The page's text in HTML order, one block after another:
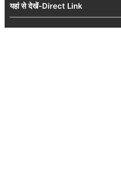
यहां से देखें-Direct Link